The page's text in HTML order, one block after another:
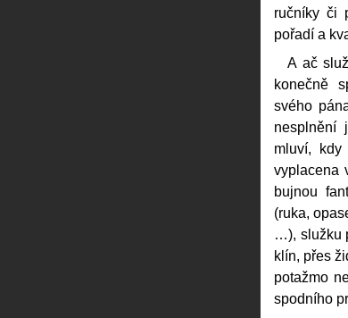
ručníky či
pořadí a
A ač
konečně
svého
nesplnění
mluví,
vyplacena
bujnou
(ruka,
…), služku
klín, přes
potažmo
spodního